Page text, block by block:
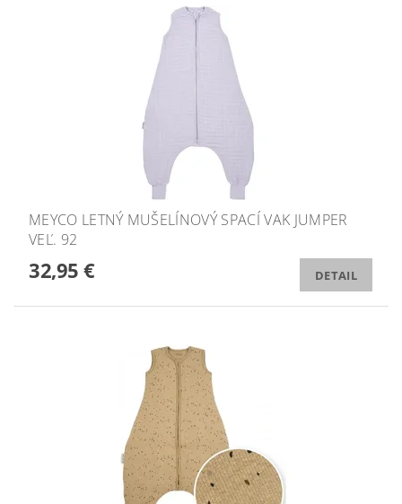
MEYCO LETNÝ MUŠELÍNOVÝ SPACÍ VAK JUMPER
VEĽ. 92
32,95 € DETAIL